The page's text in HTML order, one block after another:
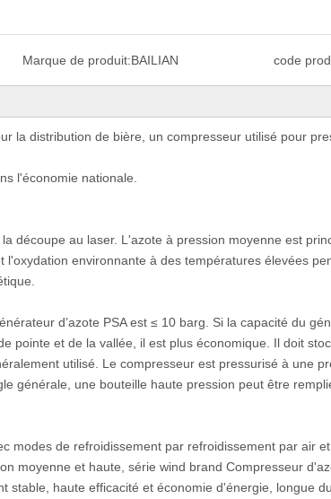
Marque de produit:BAILIAN code
la distribution de bière, un compresseur utilisé pour
l'économie nationale.
découpe au laser. L'azote à pression moyenne est
l'oxydation environnante à des températures élevées
d’azote PSA est ≤ 10 barg. Si la capacité du
pointe et de la vallée, il est plus économique. Il doit
utilisé. Le compresseur est pressurisé à une
générale, une bouteille haute pression peut être
modes de refroidissement par refroidissement par air
moyenne et haute, série wind brand Compresseur
stable, haute efficacité et économie d'énergie, longue